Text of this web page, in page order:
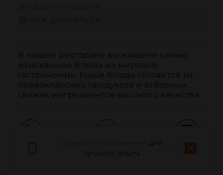
В нашем ресторане вы найдете самые
изысканные блюда из мировой
гастрономии. Наши блюда готовятся из
первоклассных продуктов и отборных
свежих ингредиентов высокого качества.
Электронная почта
для
лучшего опыта